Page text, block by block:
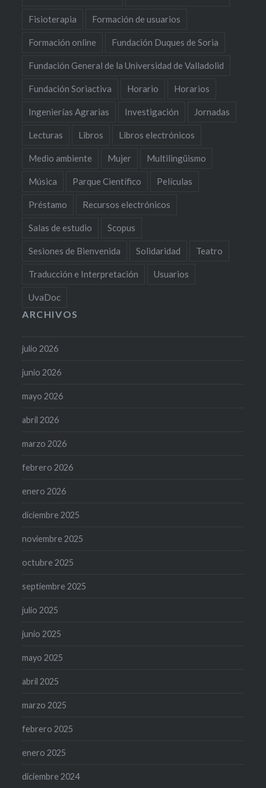
Fisioterapia Formación de usuarios
Formación online Fundación Duques de Soria
Fundación General de la Universidad de Valladolid
Fundación Soriactiva Horario Horarios
Ingenierías Agrarias Investigación Jornadas
Lecturas Libros Libros electrónicos
Medio ambiente Mujer Multilingüismo
Música Parque Científico Películas
Préstamo Recursos electrónicos
Salas de estudio Scopus
Sesiones de Bienvenida Solidaridad Teatro
Traducción e Interpretación Usuarios
UvaDoc
ARCHIVOS
julio 2026
junio 2026
mayo 2026
abril 2026
marzo 2026
febrero 2026
enero 2026
diciembre 2025
noviembre 2025
octubre 2025
septiembre 2025
julio 2025
junio 2025
mayo 2025
abril 2025
marzo 2025
febrero 2025
enero 2025
diciembre 2024